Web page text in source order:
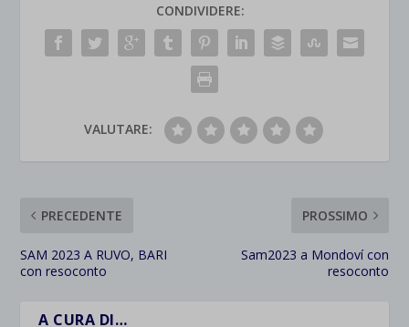
CONDIVIDERE:
VALUTARE:
PRECEDENTE
SAM 2023 A RUVO, BARI
con resoconto
PROSSIMO
Sam2023 a Mondoví con
resoconto
A CURA DI…